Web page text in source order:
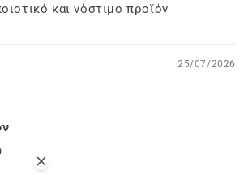
και νόστιμο προϊόν
25/07/2026